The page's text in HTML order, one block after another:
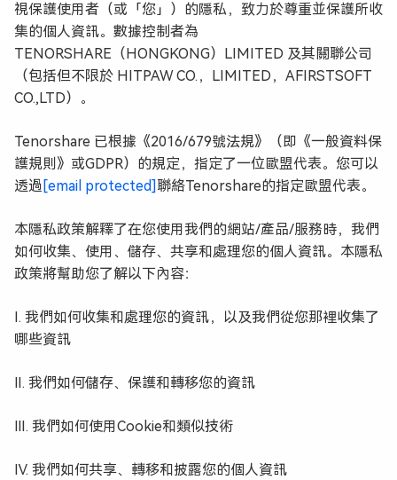
視保護使用者（或「您」）的隱私，致力於尊重並保護所收
集的個人資訊。數據控制者為
TENORSHARE（HONGKONG）LIMITED 及其關聯公司
（包括但不限於 HITPAW CO.，LIMITED，AFIRSTSOFT
CO.,LTD）。
Tenorshare 已根據《2016/679號法規》（即《一般資料保
護規則》或GDPR）的規定，指定了一位歐盟代表。您可以
透過 [email protected] 聯絡Tenorshare的指定歐盟代表。
本隱私政策解釋了在您使用我們的網站/產品/服務時，我們
如何收集、使用、儲存、共享和處理您的個人資訊。本隱私
政策將幫助您了解以下內容：
Ⅰ. 我們如何收集和處理您的資訊，以及我們從您那裡收集了
哪些資訊
Ⅱ. 我們如何儲存、保護和轉移您的資訊
Ⅲ. 我們如何使用Cookie和類似技術
Ⅳ. 我們如何共享、轉移和披露您的個人資訊